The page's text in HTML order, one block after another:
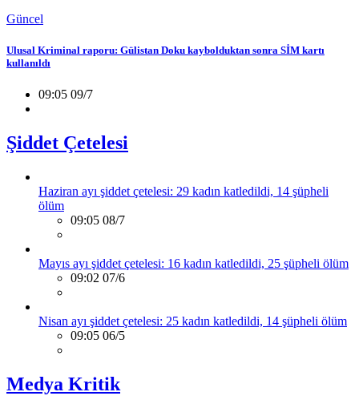
Güncel
Ulusal Kriminal raporu: Gülistan Doku kaybolduktan sonra SİM kartı
kullanıldı
09:05 09/7
Şiddet Çetelesi
Haziran ayı şiddet çetelesi: 29 kadın katledildi, 14 şüpheli
ölüm
09:05 08/7
Mayıs ayı şiddet çetelesi: 16 kadın katledildi, 25 şüpheli ölüm
09:02 07/6
Nisan ayı şiddet çetelesi: 25 kadın katledildi, 14 şüpheli ölüm
09:05 06/5
Medya Kritik